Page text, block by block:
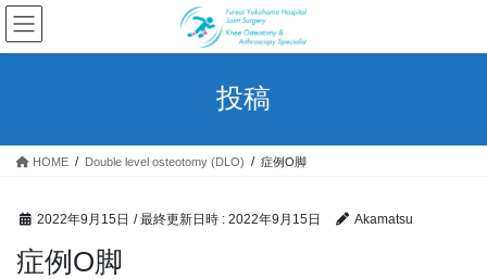
コ
ン
テ
ス
ナ
ビ
ゲ
ン
投稿
HOME Double level osteotomy (DLO) 症例O脚
2022年9月15日 / 最終更新日時 : 2022年9月15日 Akamatsu
症例O脚